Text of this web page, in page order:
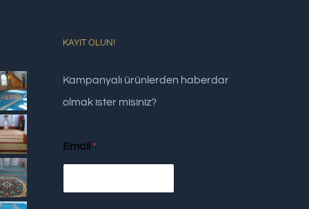
KAYIT OLUN!
Kampanyalı ürünlerden haberdar
olmak ister misiniz?
Email *